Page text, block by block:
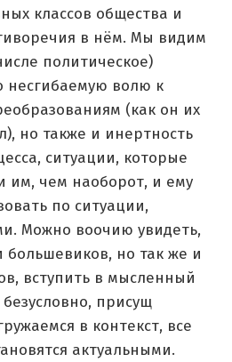
классов общества и
в нём. Мы видим
политическое)
несгибаемую волю к
(как он их
но также и инертность
ситуации, которые
им, чем наоборот, и ему
по ситуации,
Можно воочию увидеть,
большевиков, но так же и
вступить в мысленный
присущ
в контекст, все
актуальными.